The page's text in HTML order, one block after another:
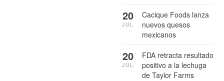
Cacique Foods lanza
nuevos quesos
mexicanos
20
JUL
FDA retracta resultado
positivo a la lechuga
de Taylor Farms
20
JUL